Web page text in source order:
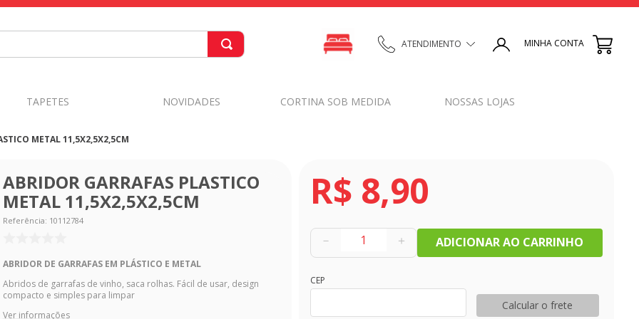
ATENDIMENTO MINHA CONTA
TAPETES NOVIDADES CORTINA SOB MEDIDA NOSSAS LOJAS
METAL 11,5X2,5X2,5CM
ABRIDOR GARRAFAS PLASTICO
METAL 11,5X2,5X2,5CM
Referência: 10112784
ABRIDOR DE GARRAFAS EM PLÁSTICO E METAL
Abridos de garrafas de vinho, saca rolhas. Fácil de usar, design
compacto e simples para limpar
Ver informações
R$ 8,90
＋
－ ADICIONAR AO CARRINHO
CEP
Calcular o frete